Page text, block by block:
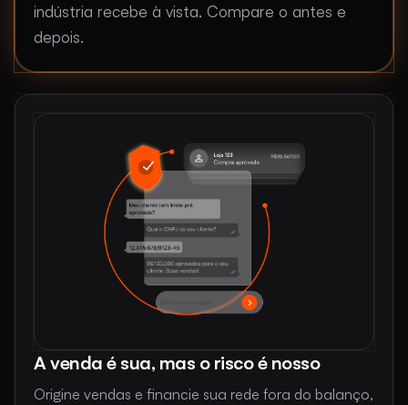
indústria recebe à vista. Compare o antes e
depois.
A venda é sua, mas o risco é nosso
Origine vendas e financie sua rede fora do balanço,